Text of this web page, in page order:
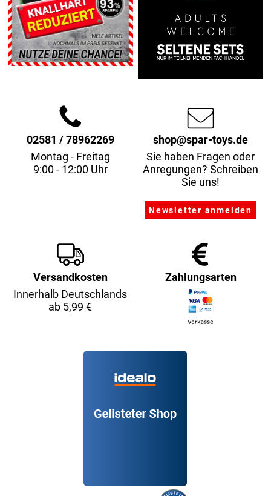
02581 / 78962269
Montag - Freitag
9:00 - 12:00 Uhr
shop@spar-toys.de
Sie haben Fragen oder
Anregungen? Schreiben
Sie uns!
Versandkosten
Innerhalb Deutschlands
ab 5,99 €
Zahlungsarten